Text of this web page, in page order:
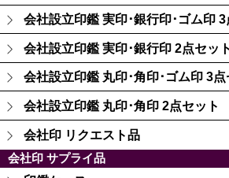
会社設立印鑑 実印･銀行印･ゴム印 3
会社設立印鑑 実印･銀行印 2点セット
会社設立印鑑 丸印･角印･ゴム印 3点
会社設立印鑑 丸印･角印 2点セット
会社印 リクエスト品
会社印 サプライ品